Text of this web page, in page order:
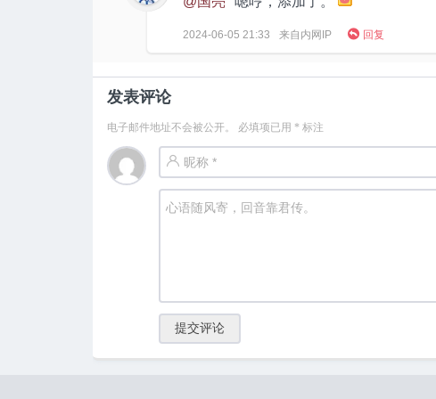
2024-06-05 21:33 来自内网IP  回复
发表评论
电子邮件地址不会被公开。 必填项已用 * 标注